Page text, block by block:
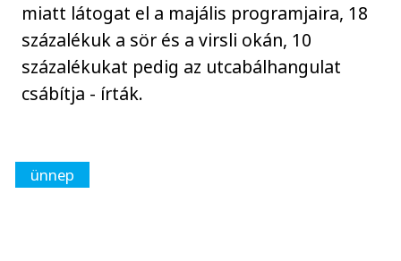
miatt látogat el a majális programjaira, 18
százalékuk a sör és a virsli okán, 10
százalékukat pedig az utcabálhangulat
csábítja - írták.
ünnep